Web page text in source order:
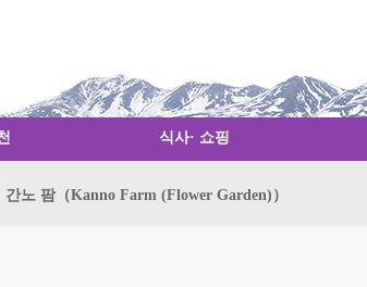
식사· 쇼핑
간노 팜（Kanno Farm (Flower Garden)）